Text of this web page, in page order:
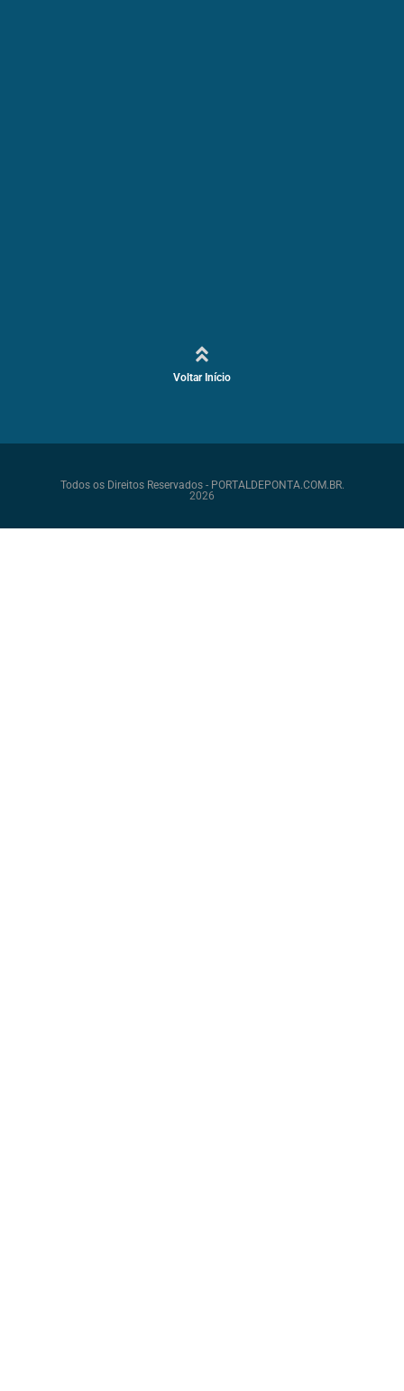
Voltar Início
Todos os Direitos Reservados - PORTALDEPONTA.COM.BR.
2026